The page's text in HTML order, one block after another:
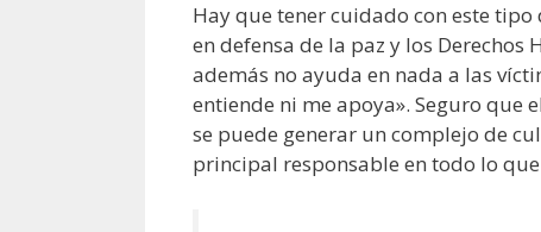
Hay que tener cuidado con este tipo
en defensa de la paz y los Derechos
además no ayuda en nada a las
entiende ni me apoya». Seguro que
se puede generar un complejo de
principal responsable en todo lo